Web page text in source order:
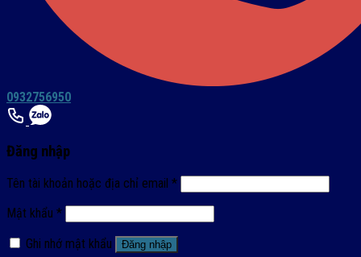
0932756950
Đăng nhập
Tên tài khoản hoặc địa chỉ email *
Mật khẩu *
Ghi nhớ mật khẩu
Đăng nhập